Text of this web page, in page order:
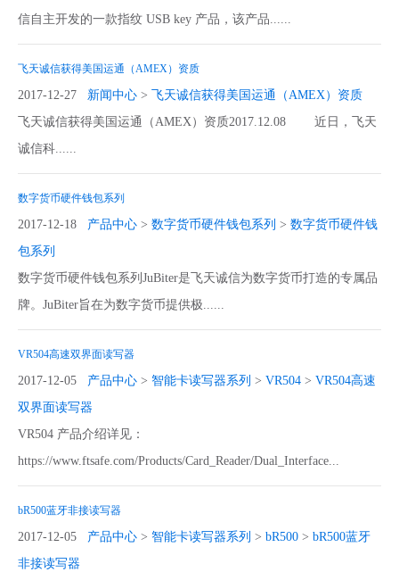
信自主开发的一款指纹 USB key 产品，该产品......
飞天诚信获得美国运通（AMEX）资质
2017-12-27 新闻中心 > 飞天诚信获得美国运通（AMEX）资质
飞天诚信获得美国运通（AMEX）资质2017.12.08 近日，飞天
诚信科......
数字货币硬件钱包系列
2017-12-18 产品中心 > 数字货币硬件钱包系列 > 数字货币硬件钱
包系列
数字货币硬件钱包系列JuBiter是飞天诚信为数字货币打造的专属品
牌。JuBiter旨在为数字货币提供极......
VR504高速双界面读写器
2017-12-05 产品中心 > 智能卡读写器系列 > VR504 > VR504高速
双界面读写器
VR504 产品介绍详见：
https://www.ftsafe.com/Products/Card_Reader/Dual_Interface...
bR500蓝牙非接读写器
2017-12-05 产品中心 > 智能卡读写器系列 > bR500 > bR500蓝牙
非接读写器